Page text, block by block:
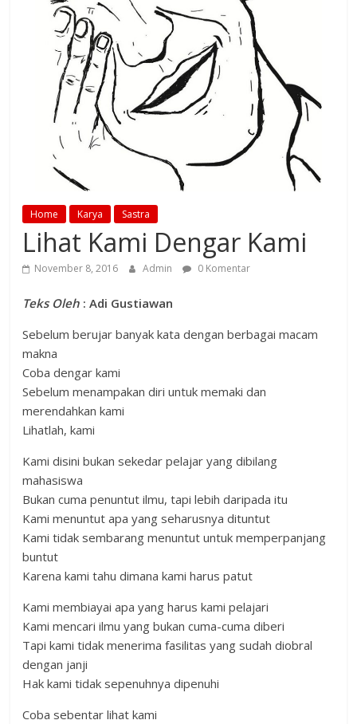
Home Karya Sastra
Lihat Kami Dengar Kami
November 8, 2016 Admin 0 Komentar
Teks Oleh : Adi Gustiawan
Sebelum berujar banyak kata dengan berbagai macam
makna
Coba dengar kami
Sebelum menampakan diri untuk memaki dan
merendahkan kami
Lihatlah, kami
Kami disini bukan sekedar pelajar yang dibilang
mahasiswa
Bukan cuma penuntut ilmu, tapi lebih daripada itu
Kami menuntut apa yang seharusnya dituntut
Kami tidak sembarang menuntut untuk memperpanjang
buntut
Karena kami tahu dimana kami harus patut
Kami membiayai apa yang harus kami pelajari
Kami mencari ilmu yang bukan cuma-cuma diberi
Tapi kami tidak menerima fasilitas yang sudah diobral
dengan janji
Hak kami tidak sepenuhnya dipenuhi
Coba sebentar lihat kami